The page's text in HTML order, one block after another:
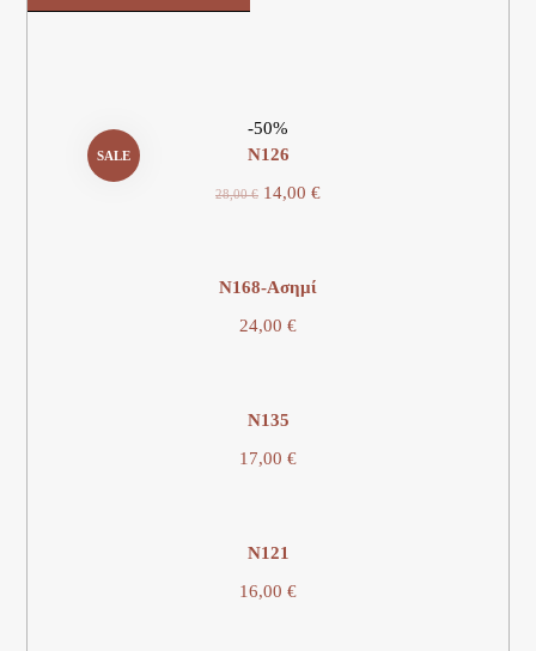
SALE
-50%
N126
28,00€ 14,00 €
N168-Ασημί
24,00 €
N135
17,00 €
Ν121
16,00 €